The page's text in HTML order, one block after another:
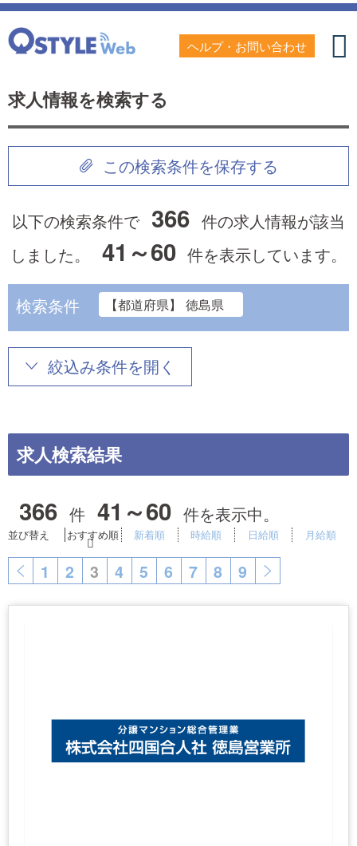
ヘルプ・お問い合わせ
求人情報を検索する
この検索条件を保存する
以下の検索条件で 366 件の求人情報が該当
しました。
41～60 件を表示しています。
検索条件 【都道府県】 徳島県
絞込み条件を開く
求人検索結果
366 件 41～60 件を表示中。
並び替え おすすめ順 新着順 時給順 日給順 月給順
1 2 3 4 5 6 7 8 9